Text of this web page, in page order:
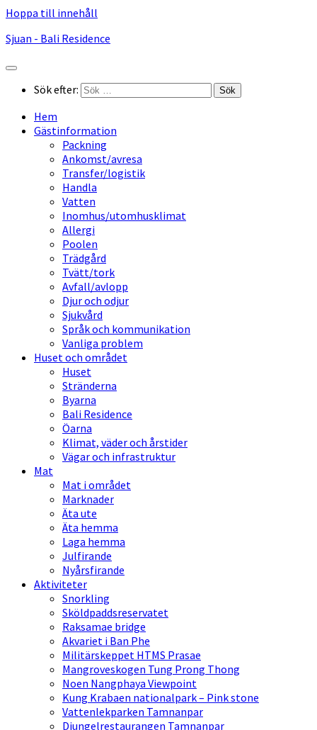
Hoppa till innehåll
Sjuan - Bali Residence
Sök efter:
Hem
Gästinformation
Packning
Ankomst/avresa
Transfer/logistik
Handla
Vatten
Inomhus/utomhusklimat
Allergi
Poolen
Trädgård
Tvätt/tork
Avfall/avlopp
Djur och odjur
Sjukvård
Språk och kommunikation
Vanliga problem
Huset och området
Huset
Stränderna
Byarna
Bali Residence
Öarna
Klimat, väder och årstider
Vägar och infrastruktur
Mat
Mat i området
Marknader
Äta ute
Äta hemma
Laga hemma
Julfirande
Nyårsfirande
Aktiviteter
Snorkling
Sköldpaddsreservatet
Raksamae bridge
Akvariet i Ban Phe
Militärskeppet HTMS Prasae
Mangroveskogen Tung Prong Thong
Noen Nangphaya Viewpoint
Kung Krabaen nationalpark – Pink stone
Vattenlekparken Tamnanpar
Djungelrestaurangen Tamnanpar